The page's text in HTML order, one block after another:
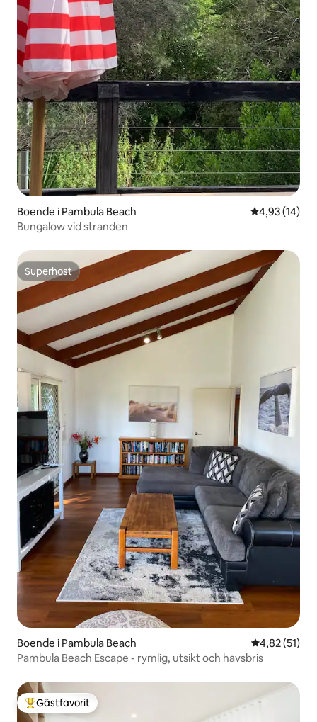
Boende i Pambula Beach 4,93 av 5 i
4,93 (14)
Bungalow vid stranden
Superhost
Superhost
Boende i Pambula Beach 4,82 av 5 i
4,82 (51)
Pambula Beach Escape - rymlig, utsikt och havsbris
Populär gästfavorit
Gästfavorit